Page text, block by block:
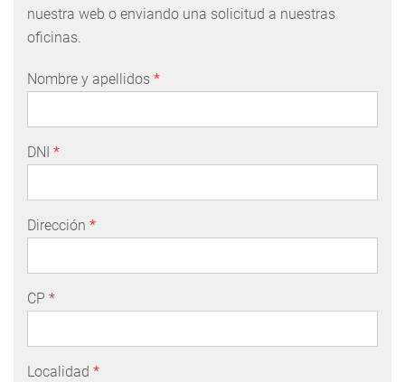
nuestra web o enviando una solicitud a nuestras
oficinas.
Nombre y apellidos *
DNI *
Dirección *
CP *
Localidad *